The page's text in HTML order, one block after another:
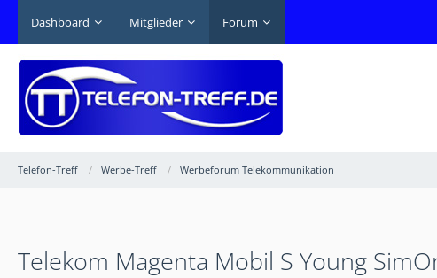
Dashboard Mitglieder Forum
Telefon-Treff Werbe-Treff Werbeforum Telekommunikation
Telekom Magenta Mobil S Young